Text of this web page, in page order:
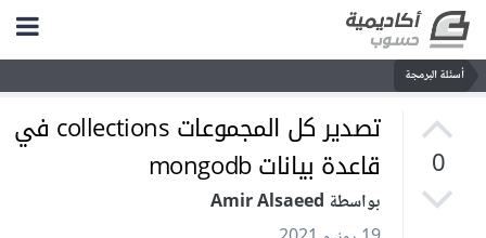
أسئلة البرمجة
0
تصدير كل المجموعات collections في
قاعدة بيانات mongodb
بواسطة Amir Alsaeed